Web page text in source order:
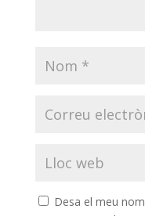
Desa el meu